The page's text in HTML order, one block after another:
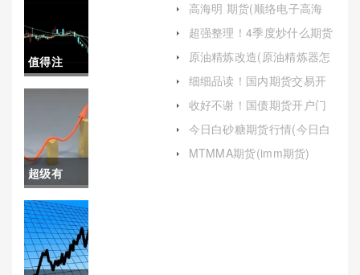
值得注
意！国内
的期货公
司(手续费
低的期货
平台)
超级有
用！原油
跟柴油的
区别(原油
高海明 期货(顺络电子高海
超强整理！4季度炒什么期货
原油精炼改造(原油精炼器怎
细细品读！国内期货交易开
掌握期货交易开户的相关知
识)
收好不谢！国债期货开户门
今日白砂糖期货行情(今日白
MTMMA期货(imm期货)